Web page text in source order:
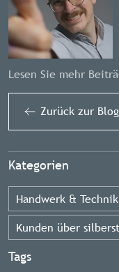
Lesen Sie mehr
Zurück zur
Kategorien
Handwerk & Technik
Kunden über
Tags